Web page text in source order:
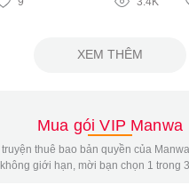
XEM THÊM
Mua gói VIP Manwa
thuê bao bản quyền của
giới hạn, mời bạn chọn 1 trong